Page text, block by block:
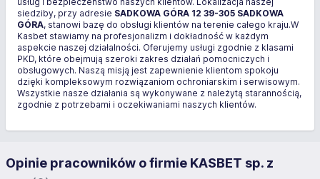
siedziby, przy adresie SADKOWA GÓRA 12 39-305 SADKOWA
GÓRA, stanowi bazę do obsługi klientów na terenie całego kraju.W
Kasbet stawiamy na profesjonalizm i dokładność w każdym
aspekcie naszej działalności. Oferujemy usługi zgodnie z klasami
PKD, które obejmują szeroki zakres działań pomocniczych i
obsługowych. Naszą misją jest zapewnienie klientom spokoju
dzięki kompleksowym rozwiązaniom ochroniarskim i serwisowym.
Wszystkie nasze działania są wykonywane z należytą starannością,
zgodnie z potrzebami i oczekiwaniami naszych klientów.
Opinie pracowników o firmie KASBET sp. z